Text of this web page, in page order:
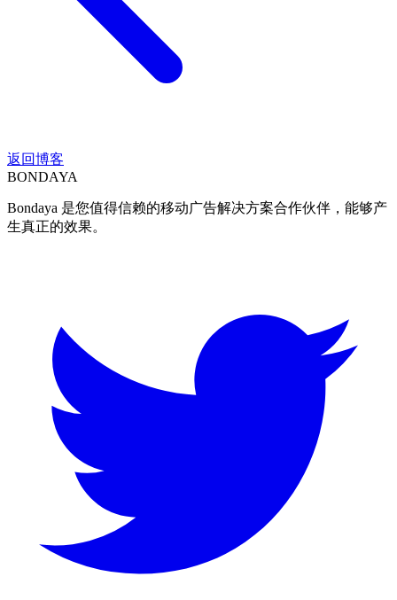
返回博客
BONDAYA
Bondaya 是您值得信赖的移动广告解决方案合作伙伴，能够产
生真正的效果。